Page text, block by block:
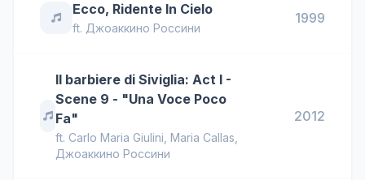
Ecco, Ridente In Cielo
ft. Джоаккино Россини
1999
Il barbiere di Siviglia: Act I -
Scene 9 - "Una Voce Poco
Fa"
ft. Carlo Maria Giulini ,Maria Callas
Джоаккино Россини
2012